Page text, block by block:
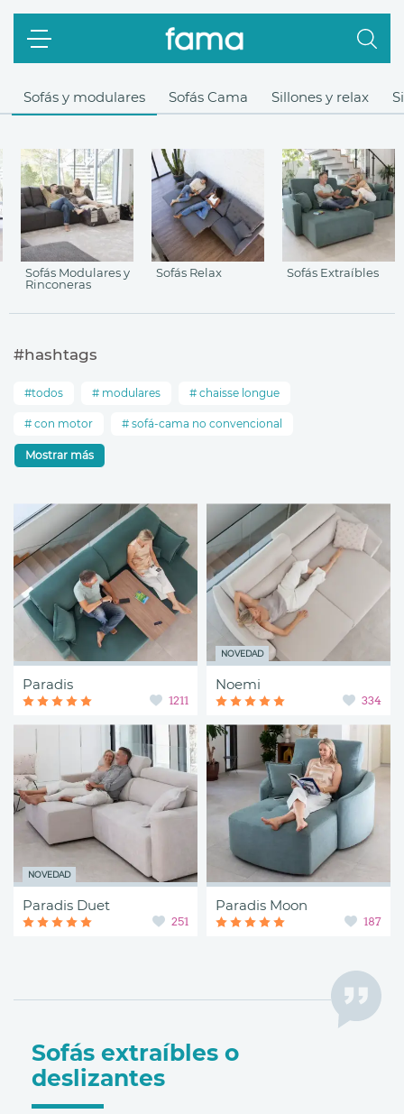
Sofás y modulares
Sofás Modulares y
Rinconeras
Sofás Relax Sofás Extraíbles
Sofás Cama Sillones y relax
Sofás extraíbles o
deslizantes
#hashtags
todos modulares chaisse longue
con motor sofá-cama no convencional
Mostrar más
Paradis
1211
NOVEDAD
Noemi
334
NOVEDAD
Paradis Duet
251
Paradis Moon
187